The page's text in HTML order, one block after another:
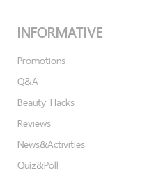
INFORMATIVE
Promotions
Q&A
Beauty Hacks
Reviews
News&Activities
Quiz&Poll